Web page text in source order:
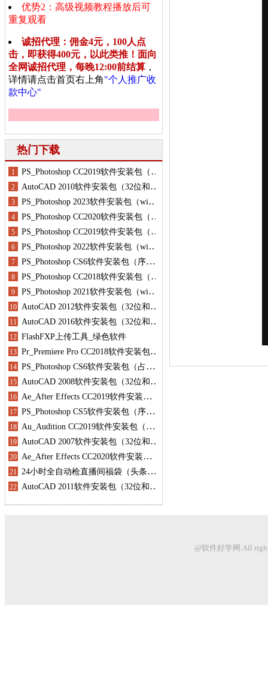
优势2：高级视频教程播放后可
重复观看
诚招代理：佣金4元，100人点
击，即获得400元，以此类推！面向
全网诚招代理，每晚12:00前结算 ，
详情请点击首页右上角"个人推广收
款中心"
热门下载
@软件好学网.All